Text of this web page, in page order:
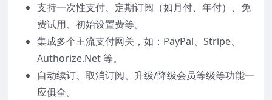
支持一次性支付、定期订阅（如月付、年付）、免
费试用、初始设置费等。
集成多个主流支付网关，如：PayPal、Stripe、
Authorize.Net 等。
自动续订、取消订阅、升级/降级会员等级等功能一
应俱全。